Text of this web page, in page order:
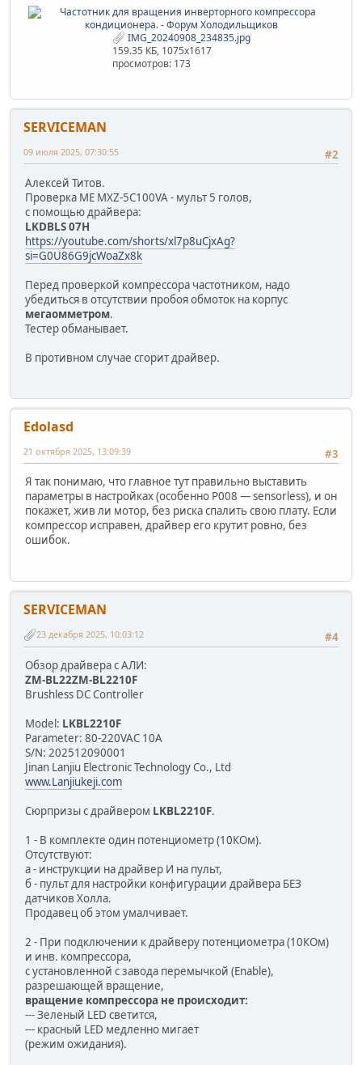
IMG_20240908_234835.jpg
159.35 КБ, 1075x1617
просмотров: 173
SERVICEMAN
#2
09 июля 2025, 07:30:55
Алексей Титов.
Проверка МЕ MXZ-5C100VA - мульт 5 голов,
с помощью драйвера:
LKDBLS 07H
https://youtube.com/shorts/xl7p8uCjxAg?
si=G0U86G9jcWoaZx8k
Перед проверкой компрессора частотником, надо
убедиться в отсутствии пробоя обмоток на корпус
мегаомметром.
Тестер обманывает.
В противном случае сгорит драйвер.
Edolasd
#3
21 октября 2025, 13:09:39
Я так понимаю, что главное тут правильно выставить
параметры в настройках (особенно P008 — sensorless), и он
покажет, жив ли мотор, без риска спалить свою плату. Если
компрессор исправен, драйвер его крутит ровно, без
ошибок.
SERVICEMAN
#4
23 декабря 2025, 10:03:12
Обзор драйвера с АЛИ:
ZM-BL22ZM-BL2210F
Brushless DC Controller
Model: LKBL2210F
Parameter: 80-220VAC 10A
S/N: 202512090001
Jinan Lanjiu Electronic Technology Co., Ltd
www.Lanjiukeji.com
Сюрпризы с драйвером LKBL2210F.
1 - В комплекте один потенциометр (10КОм).
Отсутствуют:
а - инструкции на драйвер И на пульт,
б - пульт для настройки конфигурации драйвера БЕЗ
датчиков Холла.
Продавец об этом умалчивает.
2 - При подключении к драйверу потенциометра (10КОм)
и инв. компрессора,
с установленной с завода перемычкой (Enable),
разрешающей вращение,
вращение компрессора не происходит:
--- Зеленый LED светится,
--- красный LED медленно мигает
(режим ожидания).